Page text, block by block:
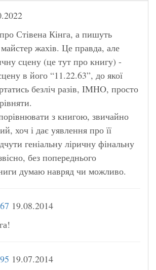
Стівена Кінга, а пишуть
жахів. Це правда, але
сцену (це тут про книгу) -
в його “11.22.63”, до якої
безліч разів, IMHO, просто
з книгою, звичайно
хоч і дає уявлення про її
геніальну ліричну фінальну
без попереднього
думаю навряд чи можливо.
19.08.2014
19.07.2014